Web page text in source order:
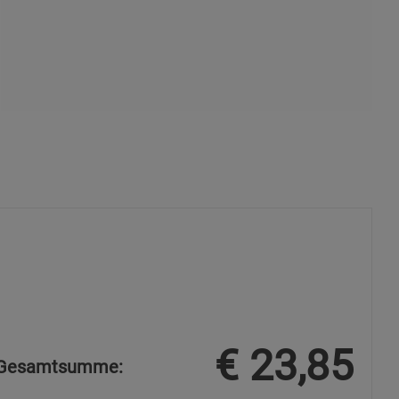
€ 23,85